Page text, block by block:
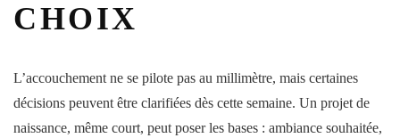
CHOIX
L’accouchement ne se pilote pas au millimètre, mais certaines
décisions peuvent être clarifiées dès cette semaine. Un projet de
naissance, même court, peut poser les bases : ambiance souhaitée,